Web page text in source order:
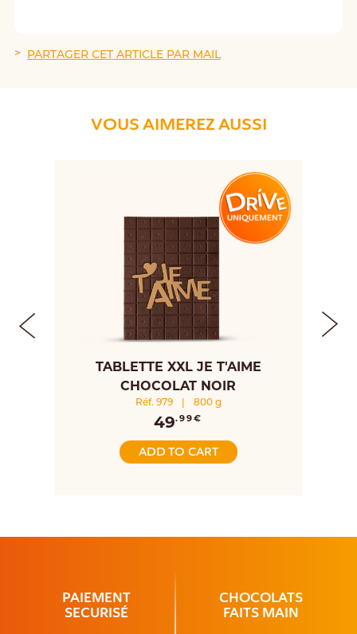
PARTAGER CET ARTICLE PAR MAIL
VOUS AIMEREZ AUSSI
TABLETTE XXL JE T'AIME
CHOCOLAT NOIR
Réf. 979 800 g
49.99€
ADD TO CART
PAIEMENT
SECURISÉ
CHOCOLATS
FAITS MAIN